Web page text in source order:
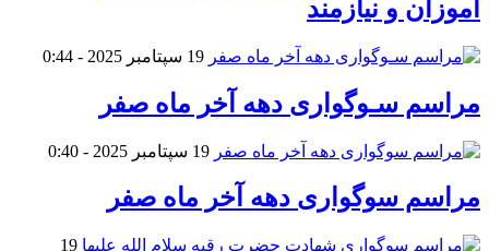
آموزان و نیازمند
19 سپتامبر 2025 - 0:44
مراسم سـوگواری دهه آخر ماه صفر
19 سپتامبر 2025 - 0:40
مراسم سوگواری دهه آخر ماه صفر
19